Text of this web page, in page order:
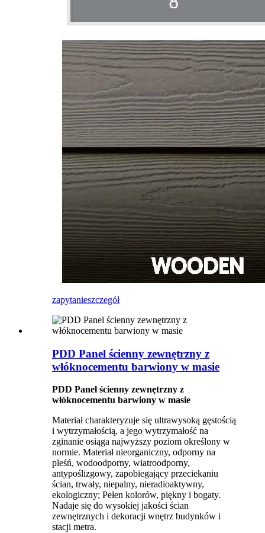
zapytanieszczegół
PDD Panel ścienny zewnętrzny z
włóknocementu barwiony w masie
PDD Panel ścienny zewnętrzny z
włóknocementu barwiony w masie
Materiał charakteryzuje się ultrawysoką gęstością
i wytrzymałością, a jego wytrzymałość na
zginanie osiąga najwyższy poziom określony w
normie. Materiał nieorganiczny, odporny na
pleśń, wodoodporny, wiatroodporny,
antypoślizgowy, zapobiegający przeciekaniu
ścian, trwały, niepalny, nieradioaktywny,
ekologiczny; Pełen kolorów, piękny i bogaty.
Nadaje się do wysokiej jakości ścian
zewnętrznych i dekoracji wnętrz budynków i
stacji metra.